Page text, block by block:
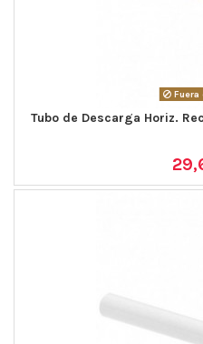
Tubo de Descarga Horiz.